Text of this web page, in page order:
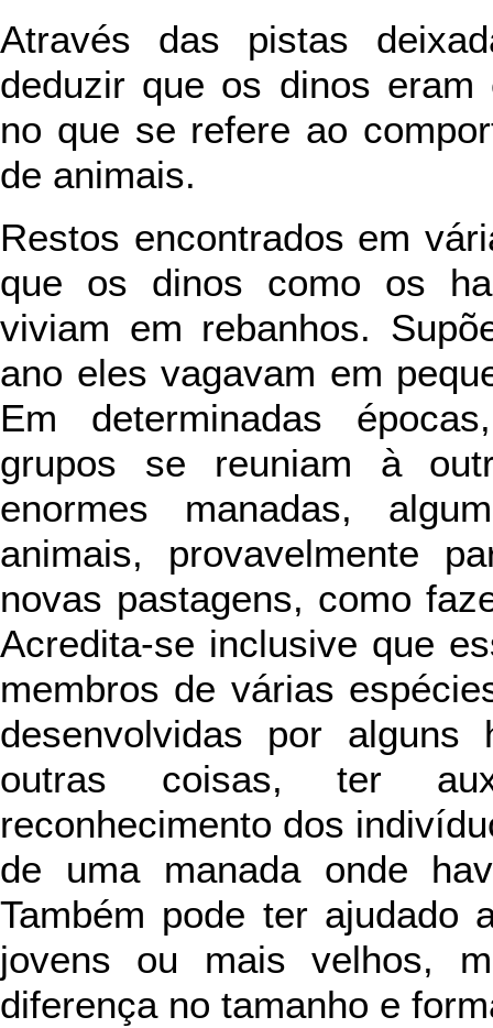
Através das pistas
deduzir que os dinos eram
no que se refere ao
de animais.
Restos encontrados em
que os dinos como os
viviam em rebanhos.
ano eles vagavam em
Em determinadas
grupos se reuniam à
enormes manadas,
animais, provavelmente
novas pastagens, como
Acredita-se inclusive que
membros de várias
desenvolvidas por alguns
outras coisas, ter
reconhecimento dos
de uma manada onde
Também pode ter ajudado
jovens ou mais velhos,
diferença no tamanho e